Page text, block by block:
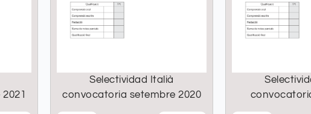
Selectividad Italià
convocatoria setembre 2020